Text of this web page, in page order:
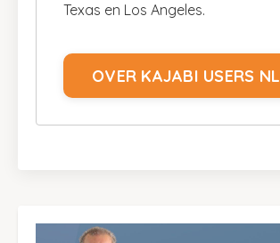
Texas en Los Angeles.
OVER KAJABI USERS NL